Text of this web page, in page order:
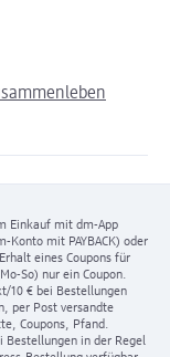
Einkauf mit dm-App
Konto mit PAYBACK) oder
eines Coupons für
So) nur ein Coupon.
10 € bei Bestellungen
per Post versandte
Coupons, Pfand.
Bestellungen in der Regel